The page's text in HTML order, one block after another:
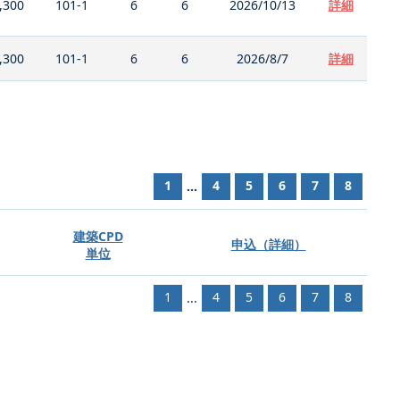
101-1 6 6 2026/10/13 詳細
101-1 6 6 2026/8/7 詳細
1 ... 4 5 6 7 8
建築CPD
単位
申込（詳細）
1 ... 4 5 6 7 8